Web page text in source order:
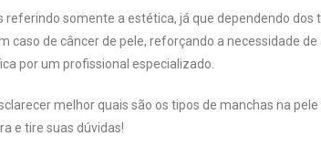
referindo somente a estética, já que dependendo
caso de câncer de pele, reforçando a necessidade
por um profissional especializado.
melhor quais são os tipos de manchas na
e tire suas dúvidas!